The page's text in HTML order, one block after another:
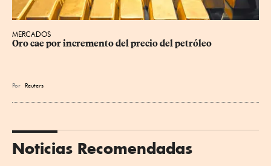
MERCADOS
Oro cae por incremento del precio del petróleo
Por Reuters
Noticias Recomendadas